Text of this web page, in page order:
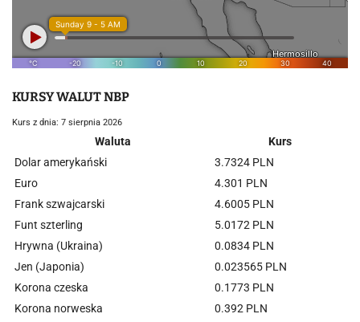
KURSY WALUT NBP
Kurs z dnia: 7 sierpnia 2026
Waluta
Kurs
Dolar amerykański
3.7324 PLN
Euro
4.301 PLN
Frank szwajcarski
4.6005 PLN
Funt szterling
5.0172 PLN
Hrywna (Ukraina)
0.0834 PLN
Jen (Japonia)
0.023565 PLN
Korona czeska
0.1773 PLN
Korona norweska
0.392 PLN